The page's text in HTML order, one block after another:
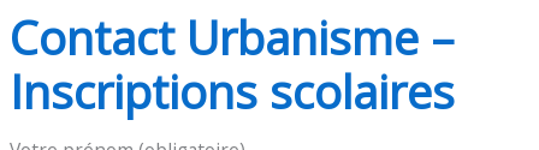
Contact Urbanisme –
Inscriptions scolaires